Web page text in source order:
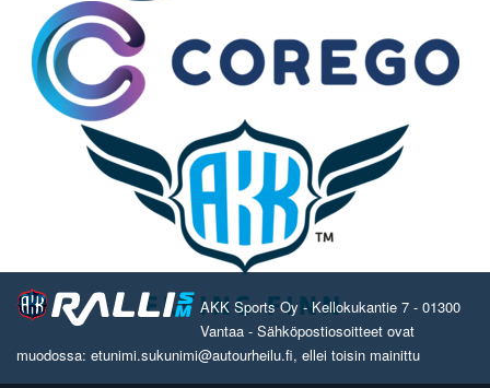
AKK Sports Oy - Kellokukantie 7 - 01300
Vantaa - Sähköpostiosoitteet ovat
muodossa: etunimi.sukunimi@autourheilu.fi, ellei toisin mainittu